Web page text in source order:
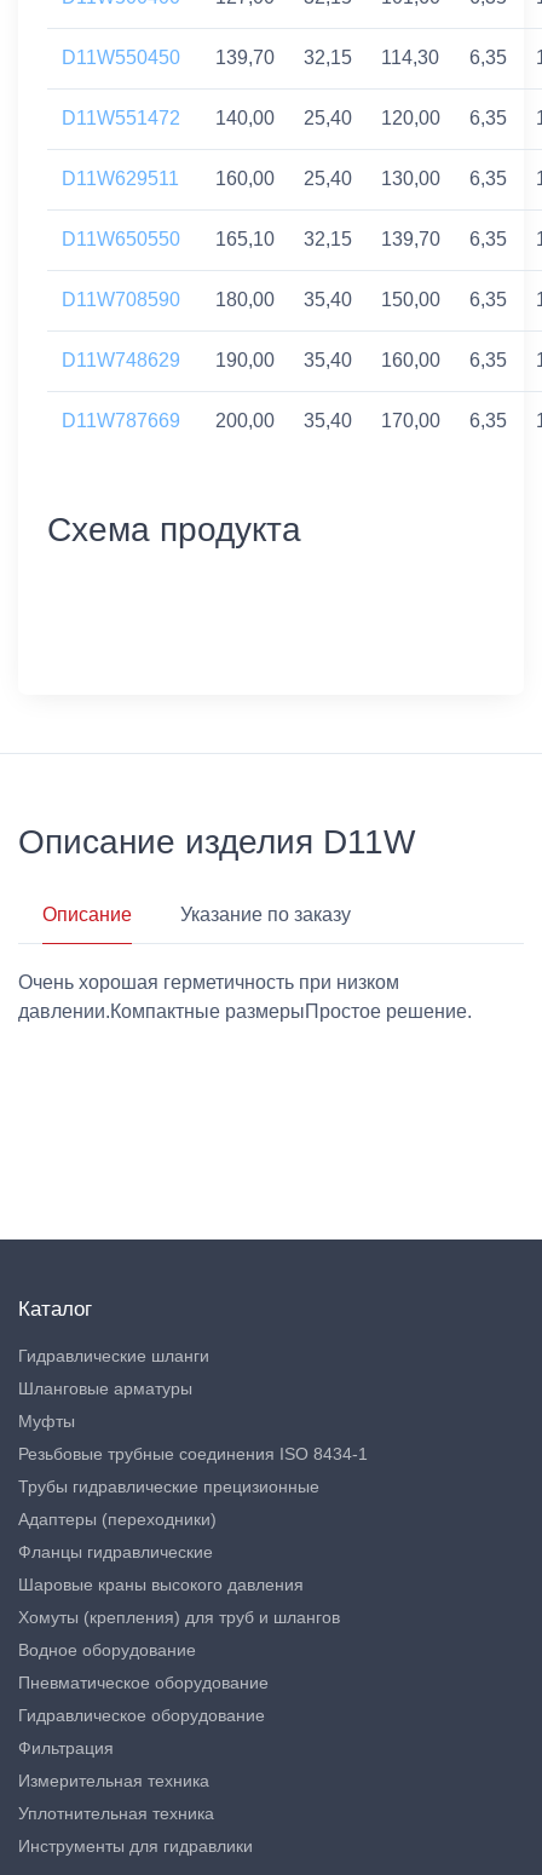
D11W550450 139,70 32,15 114,30 6,35
D11W551472 140,00 25,40 120,00 6,35
D11W629511 160,00 25,40 130,00 6,35
D11W650550 165,10 32,15 139,70 6,35
D11W708590 180,00 35,40 150,00 6,35
D11W748629 190,00 35,40 160,00 6,35
D11W787669 200,00 35,40 170,00 6,35
Схема продукта
Описание изделия D11W
Описание Указание по заказу
Очень хорошая герметичность при низком
давлении.Компактные размерыПростое решение.
Каталог
Гидравлические шланги
Шланговые арматуры
Муфты
Резьбовые трубные соединения ISO 8434-1
Трубы гидравлические прецизионные
Адаптеры (переходники)
Фланцы гидравлические
Шаровые краны высокого давления
Хомуты (крепления) для труб и шлангов
Водное оборудование
Пневматическое оборудование
Гидравлическое оборудование
Фильтрация
Измерительная техника
Уплотнительная техника
Инструменты для гидравлики